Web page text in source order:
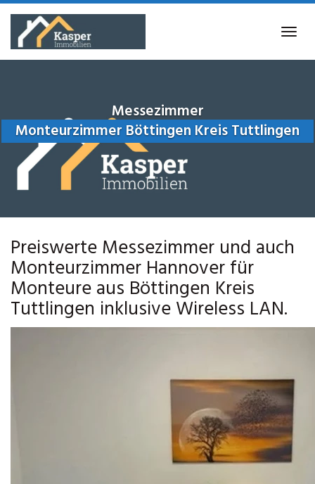
Skip
main
Messezimmer
Monteurzimmer Böttingen Kreis Tuttlingen
Preiswerte Messezimmer und auch
Monteurzimmer Hannover für
Monteure aus Böttingen Kreis
Tuttlingen inklusive Wireless LAN.